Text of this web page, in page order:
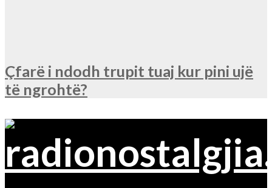
Çfarë i ndodh trupit tuaj kur pini ujë
të ngrohtë?